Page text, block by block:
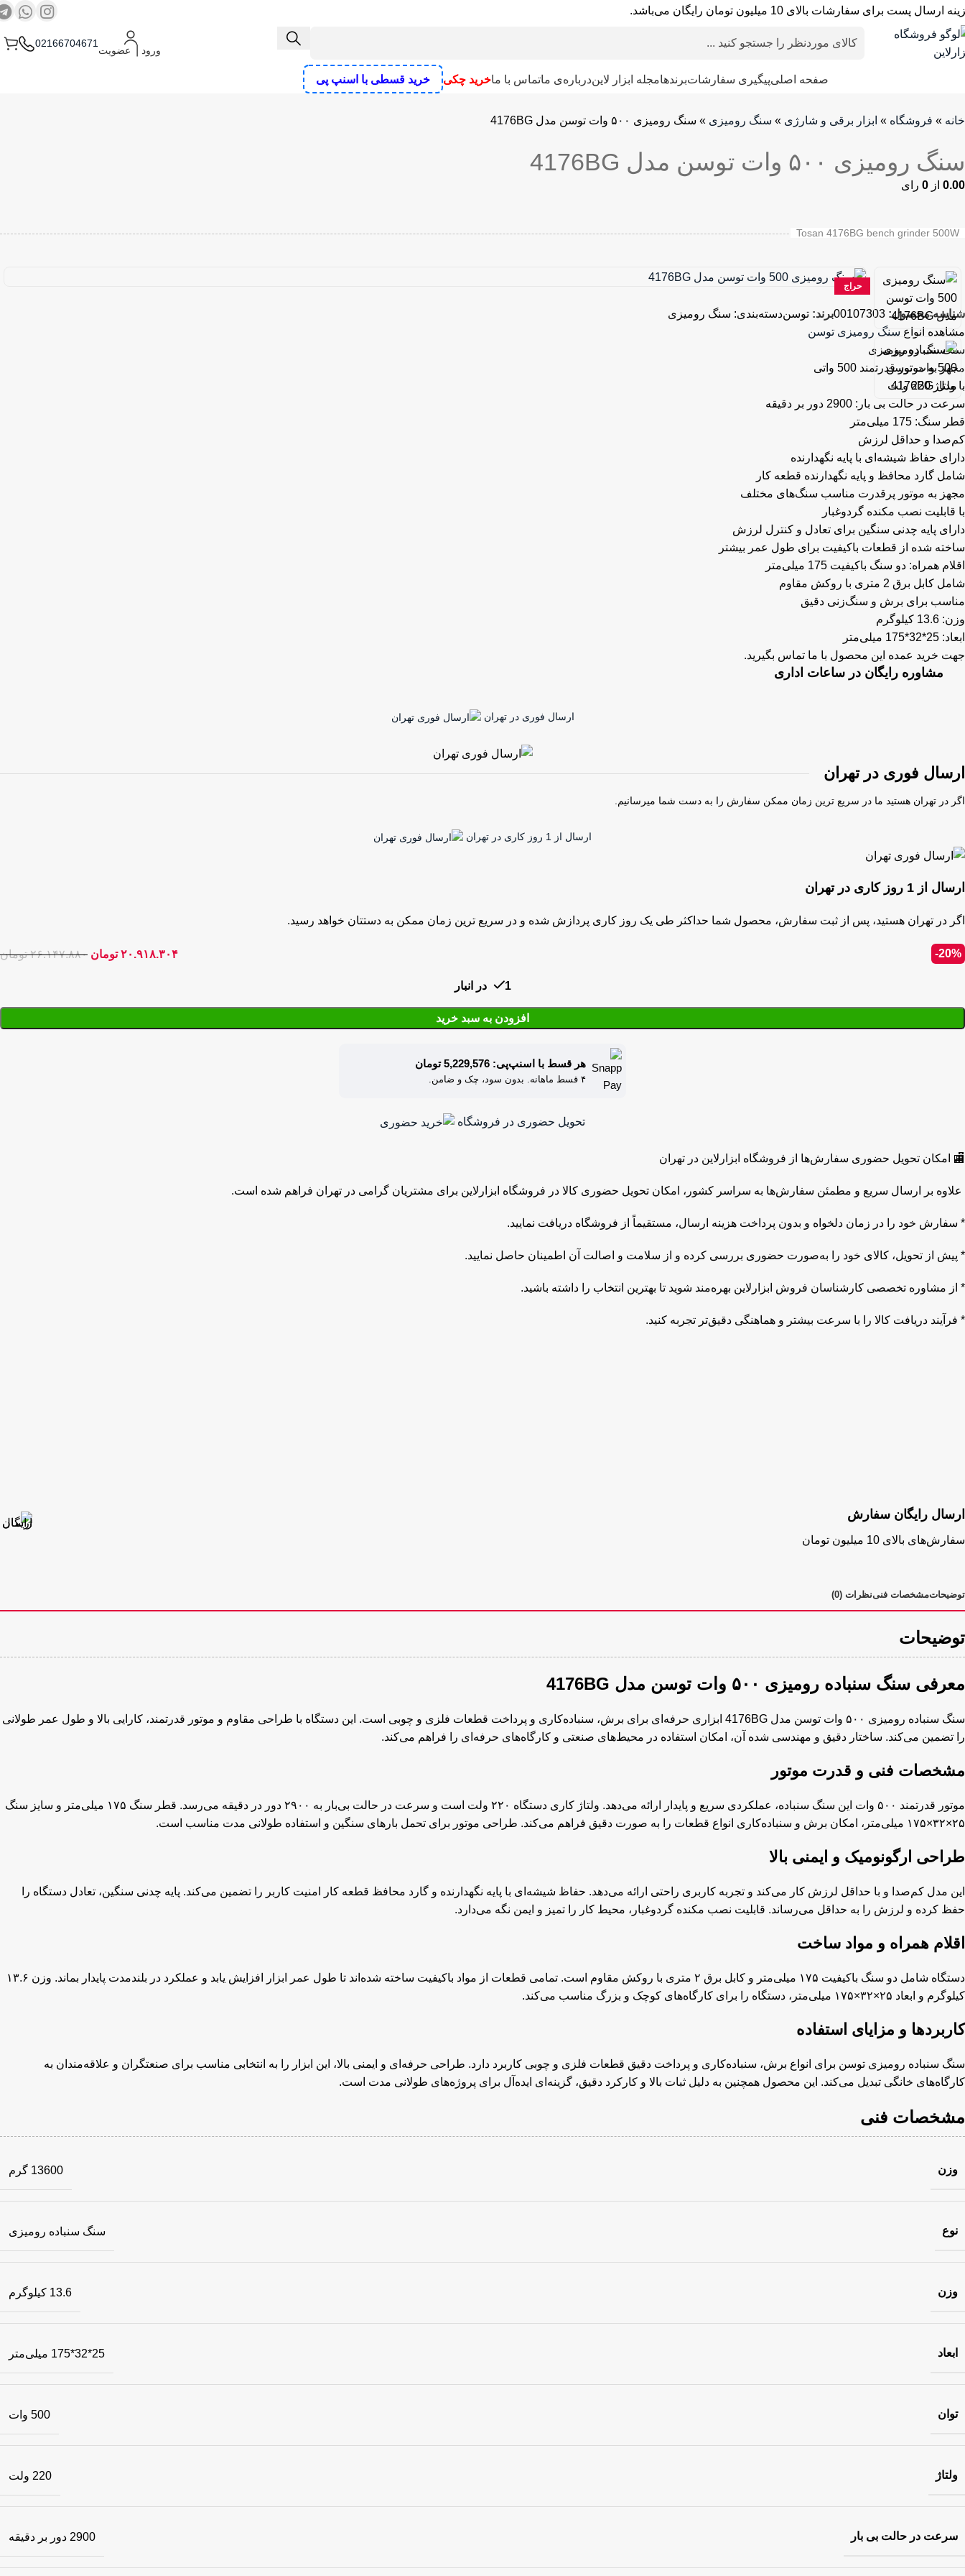
ارسال پست برای سفارشات بالای 10 میلیون تومان رایگان می‌باشد.
ورود ⎟ عضویت
02166704671
صفحه اصلیپیگیری سفارشاتبرندهامجله ابزار لایندرباره‌ی ماتماس با ماخرید چکی خرید قسطی با اسنپ پی
خانه » فروشگاه » ابزار برقی و شارژی » سنگ رومیزی » سنگ رومیزی ۵۰۰ وات توسن مدل 4176BG
سنگ رومیزی ۵۰۰ وات توسن مدل 4176BG
0.00 از 0 رای
Tosan 4176BG bench grinder 500W
حراج
شناسه محصول: 00107303برند: توسندسته‌بندی: سنگ رومیزی
مشاهده انواع سنگ رومیزی توسن
سنگ سنباده رومیزی
مجهز به موتور قدرتمند 500 واتی
با ولتاژ 220 ولت
سرعت در حالت بی بار: 2900 دور بر دقیقه
قطر سنگ: 175 میلی‌متر
کم‌صدا و حداقل لرزش
دارای حفاظ شیشه‌ای با پایه نگهدارنده
شامل گارد محافظ و پایه نگهدارنده قطعه کار
مجهز به موتور پرقدرت مناسب سنگ‌های مختلف
با قابلیت نصب مکنده گردوغبار
دارای پایه چدنی سنگین برای تعادل و کنترل لرزش
ساخته شده از قطعات باکیفیت برای طول عمر بیشتر
اقلام همراه: دو سنگ باکیفیت 175 میلی‌متر
شامل کابل برق 2 متری با روکش مقاوم
مناسب برای برش و سنگ‌زنی دقیق
وزن: 13.6 کیلوگرم
ابعاد: 25*32*175 میلی‌متر
جهت خرید عمده این محصول با ما تماس بگیرید.
مشاوره رایگان در ساعات اداری
ارسال فوری در تهران
ارسال فوری در تهران
اگر در تهران هستید ما در سریع ترین زمان ممکن سفارش را به دست شما میرسانیم.
ارسال از 1 روز کاری در تهران
ارسال از 1 روز کاری در تهران
اگر در تهران هستید، پس از ثبت سفارش، محصول شما حداکثر طی یک روز کاری پردازش شده و در سریع ترین زمان ممکن به دستتان خواهد رسید.
۲۶.۱۴۷.۸۸۰ تومان ۲۰.۹۱۸.۳۰۴ تومان -20%
1 در انبار
افزودن به سبد خرید
هر قسط با اسنپ‌پی: 5,229,576 تومان
۴ قسط ماهانه. بدون سود، چک و ضامن.
تحویل حضوری در فروشگاه
🏬 امکان تحویل حضوری سفارش‌ها از فروشگاه ابزارلاین در تهران
علاوه بر ارسال سریع و مطمئن سفارش‌ها به سراسر کشور، امکان تحویل حضوری کالا در فروشگاه ابزارلاین برای مشتریان گرامی در تهران فراهم شده است.
* سفارش خود را در زمان دلخواه و بدون پرداخت هزینه ارسال، مستقیماً از فروشگاه دریافت نمایید.
* پیش از تحویل، کالای خود را به‌صورت حضوری بررسی کرده و از سلامت و اصالت آن اطمینان حاصل نمایید.
* از مشاوره تخصصی کارشناسان فروش ابزارلاین بهره‌مند شوید تا بهترین انتخاب را داشته باشید.
* فرآیند دریافت کالا را با سرعت بیشتر و هماهنگی دقیق‌تر تجربه کنید.
ارسال رایگان سفارش
سفارش‌های بالای 10 میلیون تومان
توضیحاتمشخصات فنینظرات (0)
توضیحات
معرفی سنگ سنباده رومیزی ۵۰۰ وات توسن مدل 4176BG
سنگ سنباده رومیزی ۵۰۰ وات توسن مدل 4176BG ابزاری حرفه‌ای برای برش، سنباده‌کاری و پرداخت قطعات فلزی و چوبی است. این دستگاه با طراحی مقاوم و موتور قدرتمند، کارایی بالا و طول عمر طولانی
را تضمین می‌کند. ساختار دقیق و مهندسی شده آن، امکان استفاده در محیط‌های صنعتی و کارگاه‌های حرفه‌ای را فراهم می‌کند.
مشخصات فنی و قدرت موتور
موتور قدرتمند ۵۰۰ وات این سنگ سنباده، عملکردی سریع و پایدار ارائه می‌دهد. ولتاژ کاری دستگاه ۲۲۰ ولت است و سرعت در حالت بی‌بار به ۲۹۰۰ دور در دقیقه می‌رسد. قطر سنگ ۱۷۵ میلی‌متر و سایز سنگ
۲۵×۳۲×۱۷۵ میلی‌متر، امکان برش و سنباده‌کاری انواع قطعات را به صورت دقیق فراهم می‌کند. طراحی موتور برای تحمل بارهای سنگین و استفاده طولانی مدت مناسب است.
طراحی ارگونومیک و ایمنی بالا
این مدل کم‌صدا و با حداقل لرزش کار می‌کند و تجربه کاربری راحتی ارائه می‌دهد. حفاظ شیشه‌ای با پایه نگهدارنده و گارد محافظ قطعه کار امنیت کاربر را تضمین می‌کند. پایه چدنی سنگین، تعادل دستگاه را
حفظ کرده و لرزش را به حداقل می‌رساند. قابلیت نصب مکنده گردوغبار، محیط کار را تمیز و ایمن نگه می‌دارد.
اقلام همراه و مواد ساخت
دستگاه شامل دو سنگ باکیفیت ۱۷۵ میلی‌متر و کابل برق ۲ متری با روکش مقاوم است. تمامی قطعات از مواد باکیفیت ساخته شده‌اند تا طول عمر ابزار افزایش یابد و عملکرد در بلندمدت پایدار بماند. وزن ۱۳.۶
کیلوگرم و ابعاد ۲۵×۳۲×۱۷۵ میلی‌متر، دستگاه را برای کارگاه‌های کوچک و بزرگ مناسب می‌کند.
کاربردها و مزایای استفاده
سنگ سنباده رومیزی توسن برای انواع برش، سنباده‌کاری و پرداخت دقیق قطعات فلزی و چوبی کاربرد دارد. طراحی حرفه‌ای و ایمنی بالا، این ابزار را به انتخابی مناسب برای صنعتگران و علاقه‌مندان به
کارگاه‌های خانگی تبدیل می‌کند. این محصول همچنین به دلیل ثبات بالا و کارکرد دقیق، گزینه‌ای ایده‌آل برای پروژه‌های طولانی مدت است.
مشخصات فنی
وزن 13600 گرم
نوع سنگ سنباده رومیزی
وزن 13.6 کیلوگرم
ابعاد 25*32*175 میلی‌متر
توان 500 وات
ولتاژ 220 ولت
سرعت در حالت بی بار 2900 دور بر دقیقه